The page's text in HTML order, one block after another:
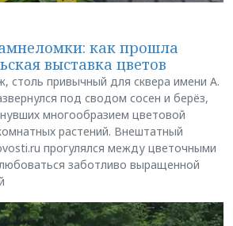
как прошла
выставка цветов
столь привычный для сквера имени А.
под сводом сосен и берёз,
многообразием цветовой
растений. Внештатный
прогулялся между цветочными
заботливо выращенной